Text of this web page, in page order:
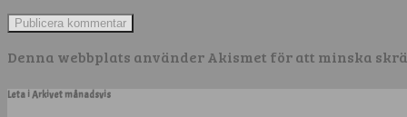
Denna webbplats använder Akismet för att minska
Leta i Arkivet månadsvis